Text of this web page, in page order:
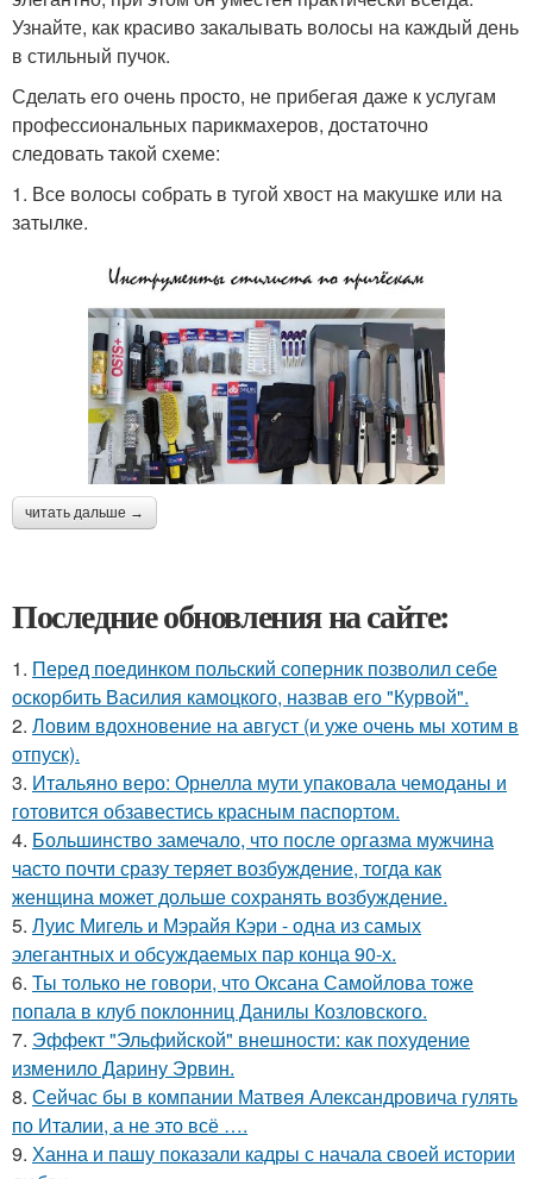
Узнайте, как красиво закалывать волосы на каждый день
в стильный пучок.
Сделать его очень просто, не прибегая даже к услугам
профессиональных парикмахеров, достаточно
следовать такой схеме:
1. Все волосы собрать в тугой хвост на макушке или на
затылке.
читать дальше →
Последние обновления на сайте:
1. Перед поединком польский соперник позволил себе
оскорбить Василия камоцкого, назвав его "Курвой".
2. Ловим вдохновение на август (и уже очень мы хотим в
отпуск).
3. Итальяно веро: Орнелла мути упаковала чемоданы и
готовится обзавестись красным паспортом.
4. Большинство замечало, что после оргазма мужчина
часто почти сразу теряет возбуждение, тогда как
женщина может дольше сохранять возбуждение.
5. Луис Мигель и Мэрайя Кэри - одна из самых
элегантных и обсуждаемых пар конца 90-х.
6. Ты только не говори, что Оксана Самойлова тоже
попала в клуб поклонниц Данилы Козловского.
7. Эффект "Эльфийской" внешности: как похудение
изменило Дарину Эрвин.
8. Сейчас бы в компании Матвея Александровича гулять
по Италии, а не это всё ….
9. Ханна и пашу показали кадры с начала своей истории